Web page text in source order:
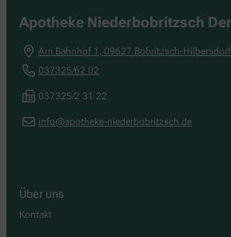
Apotheke Niederbobritzsch
Am Bahnhof 1 , 09627 Bobritzsch-Hilbersdorf
037325/62 02
037325/2 31 22
info@apotheke-niederbobritzsch.de
Über uns
Kontakt